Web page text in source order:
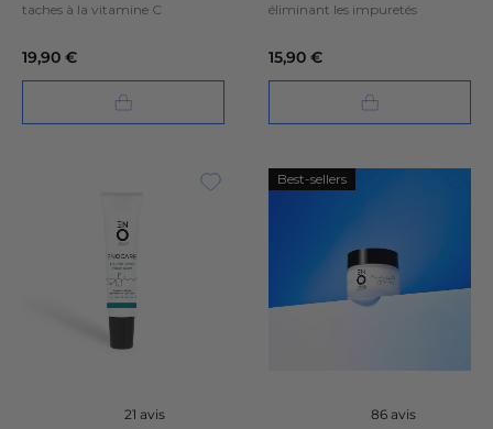
taches à la vitamine C
19,90 €
éliminant les impuretés
15,90 €
21 avis
Best-sellers
86 avis